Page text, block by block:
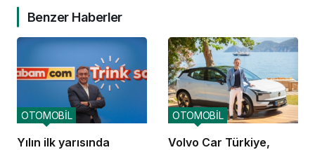
Benzer Haberler
Yılın ilk yarısında
OTOMOBİL
Volvo Car Türkiye,
OTOMOBİL